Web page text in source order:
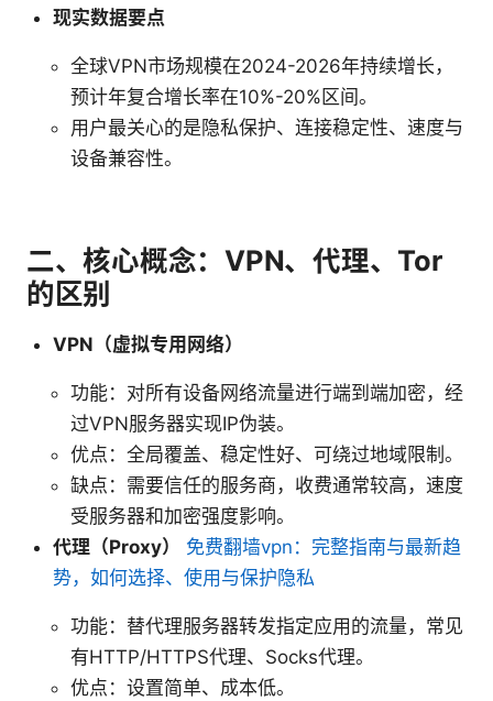
现实数据要点
全球VPN市场规模在2024-2026年持续增长，
预计年复合增长率在10%-20%区间。
用户最关心的是隐私保护、连接稳定性、速度与
设备兼容性。
二、核心概念：VPN、代理、Tor
的区别
VPN（虚拟专用网络）
功能：对所有设备网络流量进行端到端加密，经
过VPN服务器实现IP伪装。
优点：全局覆盖、稳定性好、可绕过地域限制。
缺点：需要信任的服务商，收费通常较高，速度
受服务器和加密强度影响。
代理（Proxy）
免费翻墙vpn：完整指南与最新趋
势，如何选择、使用与保护隐私
功能：替代理服务器转发指定应用的流量，常见
有HTTP/HTTPS代理、Socks代理。
优点：设置简单、成本低。